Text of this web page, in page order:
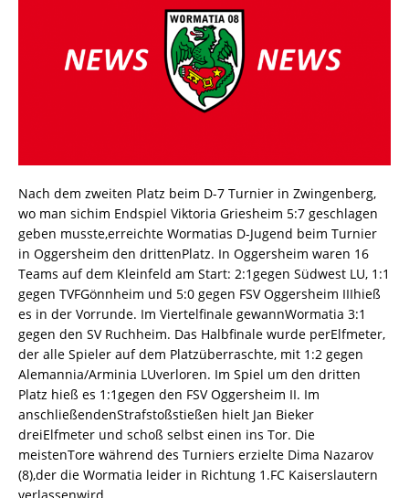
Nach dem zweiten Platz beim D-7 Turnier in Zwingenberg,
wo man sichim Endspiel Viktoria Griesheim 5:7 geschlagen
geben musste,erreichte Wormatias D-Jugend beim Turnier
in Oggersheim den drittenPlatz. In Oggersheim waren 16
Teams auf dem Kleinfeld am Start: 2:1gegen Südwest LU, 1:1
gegen TVFGönnheim und 5:0 gegen FSV Oggersheim IIIhieß
es in der Vorrunde. Im Viertelfinale gewannWormatia 3:1
gegen den SV Ruchheim. Das Halbfinale wurde perElfmeter,
der alle Spieler auf dem Platzüberraschte, mit 1:2 gegen
Alemannia/Arminia LUverloren. Im Spiel um den dritten
Platz hieß es 1:1gegen den FSV Oggersheim II. Im
anschließendenStrafstoßstießen hielt Jan Bieker
dreiElfmeter und schoß selbst einen ins Tor. Die
meistenTore während des Turniers erzielte Dima Nazarov
(8),der die Wormatia leider in Richtung 1.FC Kaiserslautern